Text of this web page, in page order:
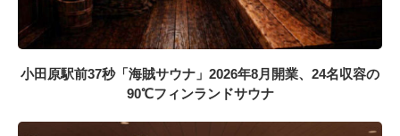
小田原駅前37秒「海賊サウナ」2026年8月開業、24名収容の
90℃フィンランドサウナ